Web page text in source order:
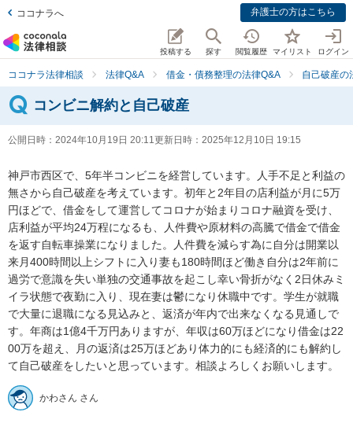
ココナラへ 弁護士の方はこちら
投稿する 探す 閲覧履歴 マイリスト ログイン
ココナラ法律相談 法律Q&A 借金・債務整理の法律Q&A 自己破産の
コンビニ解約と自己破産
公開日時： 2024年10月19日 20:11更新日時： 2025年12月10日 19:15
神戸市西区で、5年半コンビニを経営しています。人手不足と利益の
無さから自己破産を考えています。初年と2年目の店利益が月に5万
円ほどで、借金をして運営してコロナが始まりコロナ融資を受け、
店利益が平均24万程になるも、人件費や原材料の高騰で借金で借金
を返す自転車操業になりました。人件費を減らす為に自分は開業以
来月400時間以上シフトに入り妻も180時間ほど働き自分は2年前に
過労で意識を失い単独の交通事故を起こし幸い骨折がなく2日休みミ
イラ状態で夜勤に入り、現在妻は鬱になり休職中です。学生が就職
で大量に退職になる見込みと、返済が年内で出来なくなる見通しで
す。年商は1億4千万円ありますが、年収は60万ほどになり借金は22
00万を超え、月の返済は25万ほどあり体力的にも経済的にも解約し
て自己破産をしたいと思っています。相談よろしくお願いします。
かわさん さん